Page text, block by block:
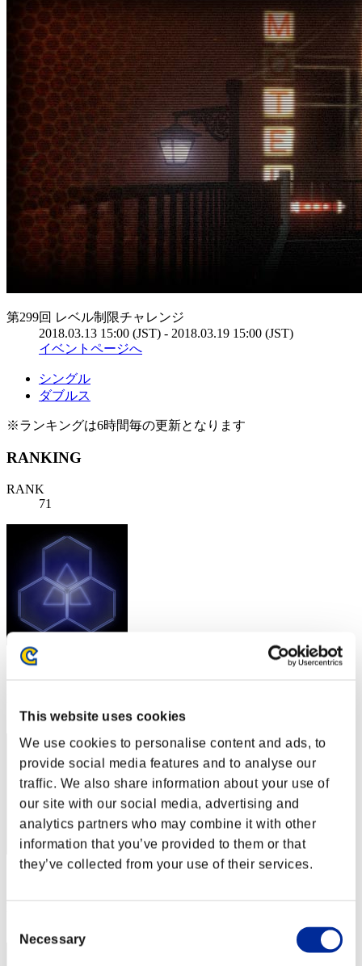
This website uses cookies
We use cookies to personalise content and ads, to
provide social media features and to analyse our
traffic. We also share information about your use of
our site with our social media, advertising and
analytics partners who may combine it with other
information that you’ve provided to them or that
they’ve collected from your use of their services.
Selection
Necessary
第299回 レベル制限チャレンジ
2018.03.13 15:00 (JST) - 2018.03.19 15:00 (JST)
イベントページへ
シングル
ダブルス
※ランキングは6時間毎の更新となります
RANKING
RANK
71
スコア: -
71